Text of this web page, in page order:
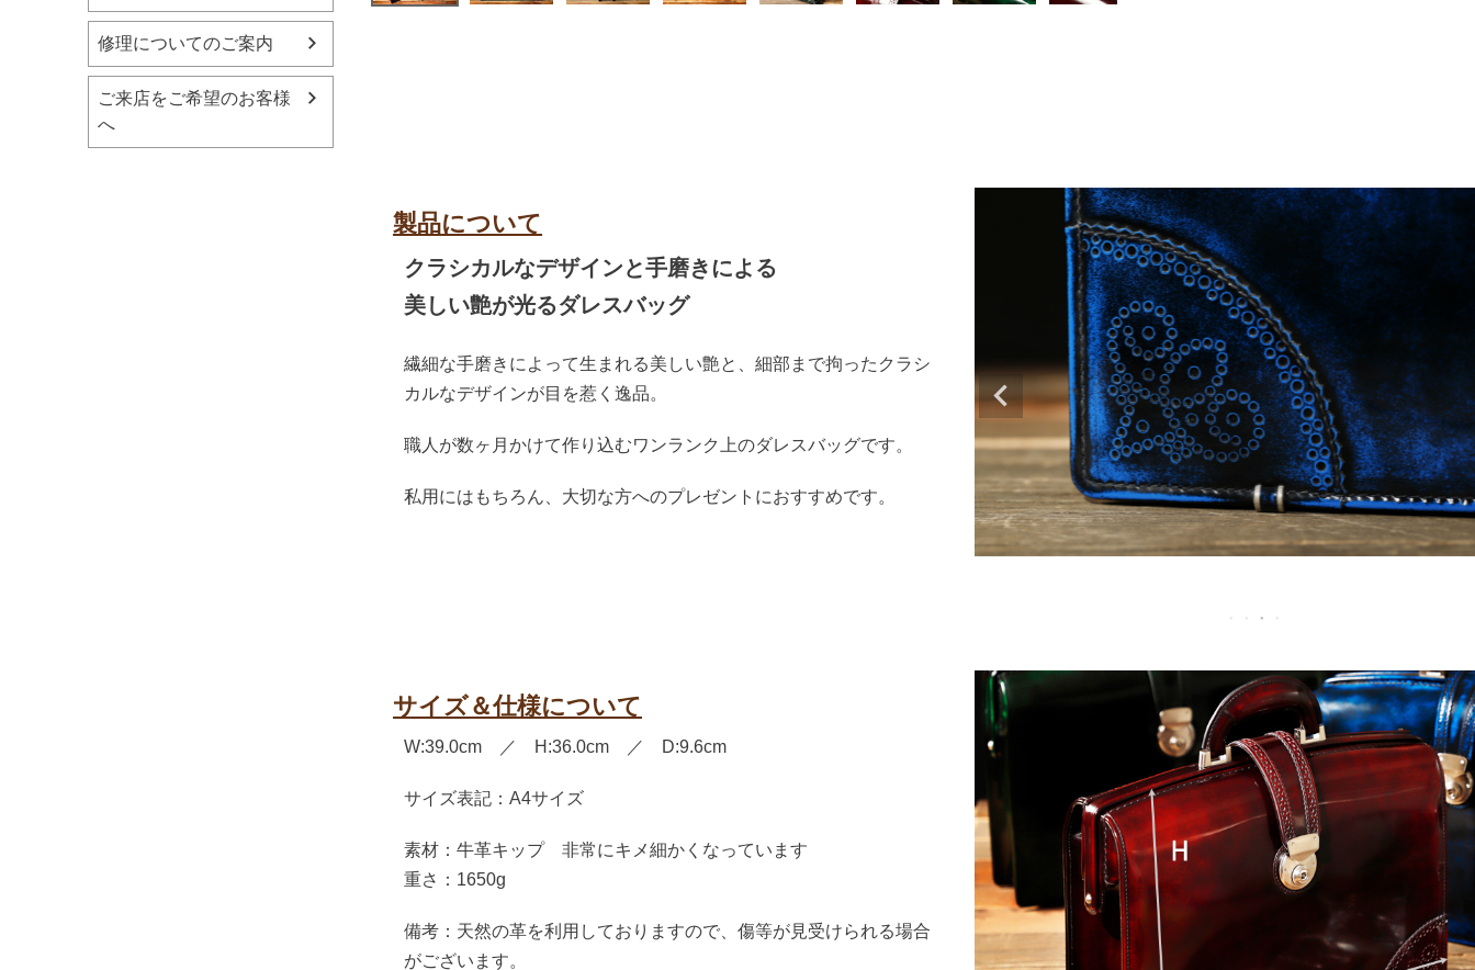
修理についてのご案内
ご来店をご希望のお客様
へ
製品について
クラシカルなデザインと手磨きによる
美しい艶が光るダレスバッグ
繊細な手磨きによって生まれる美しい艶と、細部まで拘ったクラシ
カルなデザインが目を惹く逸品。
職人が数ヶ月かけて作り込むワンランク上のダレスバッグです。
私用にはもちろん、大切な方へのプレゼントにおすすめです。
サイズ＆仕様について
W:39.0cm ／ H:36.0cm ／ D:9.6cm
サイズ表記：A4サイズ
素材：牛革キップ 非常にキメ細かくなっています
重さ：1650g
備考：天然の革を利用しておりますので、傷等が見受けられる場合
がございます。